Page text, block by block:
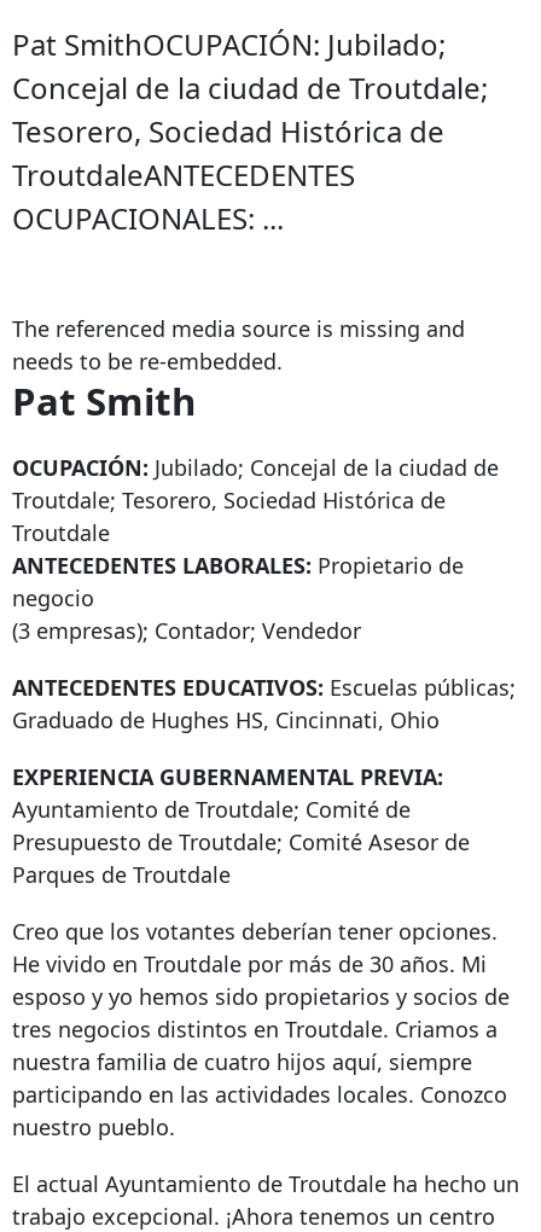
Pat SmithOCUPACIÓN: Jubilado;
Concejal de la ciudad de Troutdale;
Tesorero, Sociedad Histórica de
TroutdaleANTECEDENTES
OCUPACIONALES: ...
The referenced media source is missing and
needs to be re-embedded.
Pat Smith
OCUPACIÓN: Jubilado; Concejal de la ciudad de
Troutdale; Tesorero, Sociedad Histórica de
Troutdale
ANTECEDENTES LABORALES: Propietario de
negocio
(3 empresas); Contador; Vendedor
ANTECEDENTES EDUCATIVOS: Escuelas públicas;
Graduado de Hughes HS, Cincinnati, Ohio
EXPERIENCIA GUBERNAMENTAL PREVIA:
Ayuntamiento de Troutdale; Comité de
Presupuesto de Troutdale; Comité Asesor de
Parques de Troutdale
Creo que los votantes deberían tener opciones.
He vivido en Troutdale por más de 30 años. Mi
esposo y yo hemos sido propietarios y socios de
tres negocios distintos en Troutdale. Criamos a
nuestra familia de cuatro hijos aquí, siempre
participando en las actividades locales. Conozco
nuestro pueblo.
El actual Ayuntamiento de Troutdale ha hecho un
trabajo excepcional. ¡Ahora tenemos un centro